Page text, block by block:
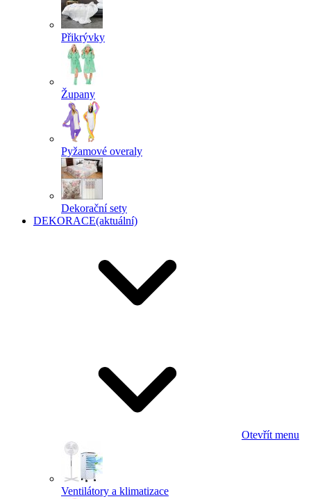
Přikrývky
Župany
Pyžamové overaly
Dekorační sety
DEKORACE(aktuální)
Otevřít menu
Ventilátory a klimatizace